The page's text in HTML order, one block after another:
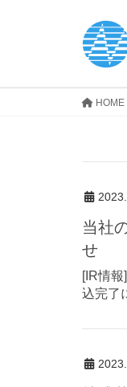
HOME
当社の従業員に対する譲渡制限付株式としての新株発行の払込完了に関するお知ら
せ
[IR情
込完了